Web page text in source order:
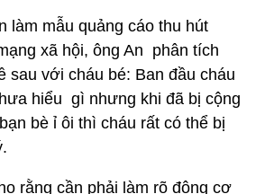
làm mẫu quảng cáo thu hút
xã hội, ông An phân tích
sau với cháu bé: Ban đầu cháu
hiểu gì nhưng khi đã bị cộng
bè ỉ ôi thì cháu rất có thể bị
rằng cần phải làm rõ động cơ